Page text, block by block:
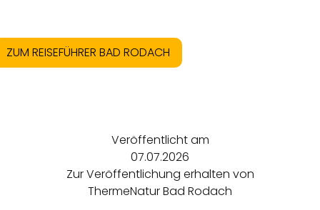
ZUM REISEFÜHRER BAD RODACH
Veröffentlicht am
07.07.2026
Zur Veröffentlichung erhalten von
ThermeNatur Bad Rodach